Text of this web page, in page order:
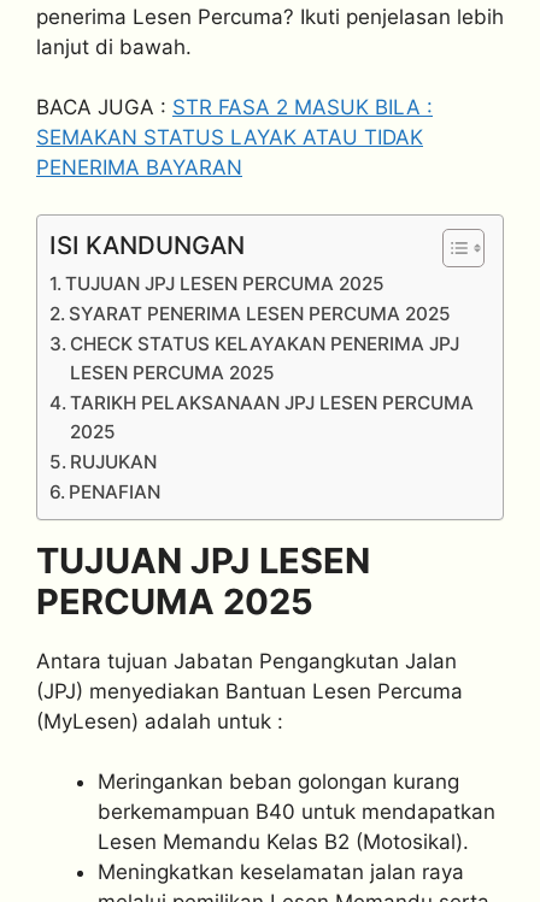
penerima Lesen Percuma? Ikuti penjelasan lebih
lanjut di bawah.
BACA JUGA : STR FASA 2 MASUK BILA :
SEMAKAN STATUS LAYAK ATAU TIDAK
PENERIMA BAYARAN
ISI KANDUNGAN
TUJUAN JPJ LESEN PERCUMA 2025
SYARAT PENERIMA LESEN PERCUMA 2025
CHECK STATUS KELAYAKAN PENERIMA JPJ
LESEN PERCUMA 2025
TARIKH PELAKSANAAN JPJ LESEN PERCUMA
2025
RUJUKAN
PENAFIAN
TUJUAN JPJ LESEN
PERCUMA 2025
Antara tujuan Jabatan Pengangkutan Jalan
(JPJ) menyediakan Bantuan Lesen Percuma
(MyLesen) adalah untuk :
Meringankan beban golongan kurang
berkemampuan B40 untuk mendapatkan
Lesen Memandu Kelas B2 (Motosikal).
Meningkatkan keselamatan jalan raya